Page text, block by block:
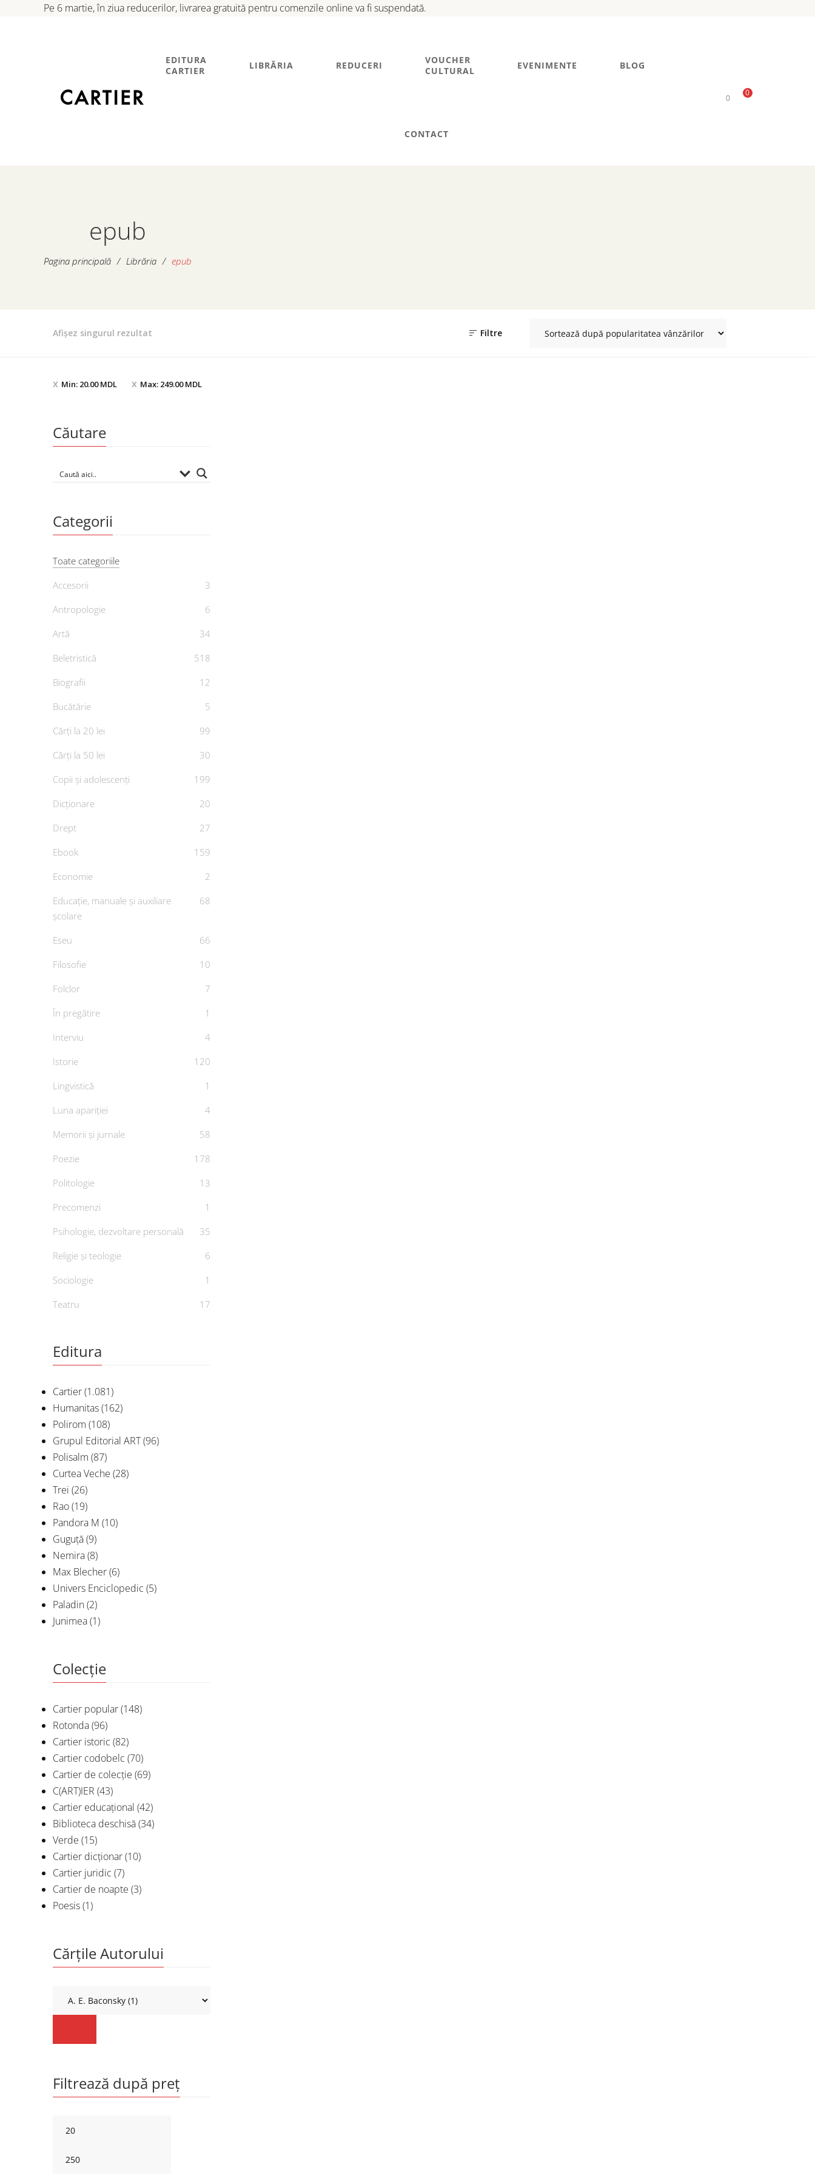
Pe 6 martie, în ziua reducerilor, livrarea gratuită pentru comenzile online va fi suspendată.
EDITURA
CARTIER
LIBRĂRIA REDUCERI
VOUCHER
CULTURAL
EVENIMENTE BLOG
CONTACT
0
0
epub
Pagina principală / Librăria / epub
Afișez singurul rezultat Filtre
Min: 20.00MDL Max: 249.00MDL
Căutare
Categorii
Toate categoriile
Accesorii
3
Antropologie
6
Artă
34
Beletristică
518
Biografii
12
Bucătărie
5
Cărți la 20 lei
99
Cărți la 50 lei
30
Copii și adolescenți
199
Dicționare
20
Drept
27
Ebook
159
Economie
2
Educație, manuale și auxiliare
școlare
68
Eseu
66
Filosofie
10
Folclor
7
În pregătire
1
Interviu
4
Istorie
120
Lingvistică
1
Luna apariției
4
Memorii și jurnale
58
Poezie
178
Politologie
13
Precomenzi
1
Psihologie, dezvoltare personală
35
Religie și teologie
6
Sociologie
1
Teatru
17
Editura
Cartier(1.081)
Humanitas(162)
Polirom (108)
Grupul Editorial ART(96)
Polisalm (87)
Curtea Veche (28)
Trei (26)
Rao(19)
Pandora M (10)
Guguță(9)
Nemira(8)
Max Blecher(6)
Univers Enciclopedic (5)
Paladin(2)
Junimea(1)
Colecție
Cartier popular(148)
Rotonda(96)
Cartier istoric (82)
Cartier codobelc (70)
Cartier de colecție (69)
C(ART)IER (43)
Cartier educațional (42)
Biblioteca deschisă(34)
Verde (15)
Cartier dicționar(10)
Cartier juridic (7)
Cartier de noapte (3)
Poesis(1)
Cărțile Autorului
Filtrează după preț